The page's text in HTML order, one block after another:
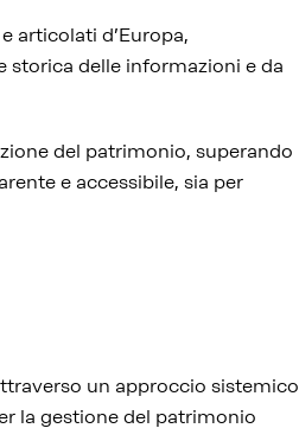
articolati d’Europa,
storica delle informazioni e da
del patrimonio, superando
e accessibile, sia per
un approccio sistemico
la gestione del patrimonio